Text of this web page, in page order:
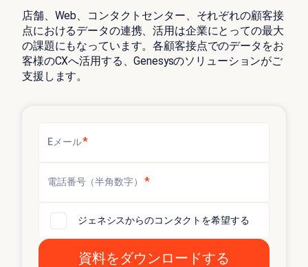
店舗、Web、コンタクトセンター、それぞれの顧客接
点におけるデータの連携、活用は企業にとっての最大
の課題にもなっています。各顧客接点でのデータをお
客様のCXへ活用する、Genesysのソリューションがご
支援します。
Eメール*
電話番号（半角数字） *
ジェネシスからのコンタクトを希望する